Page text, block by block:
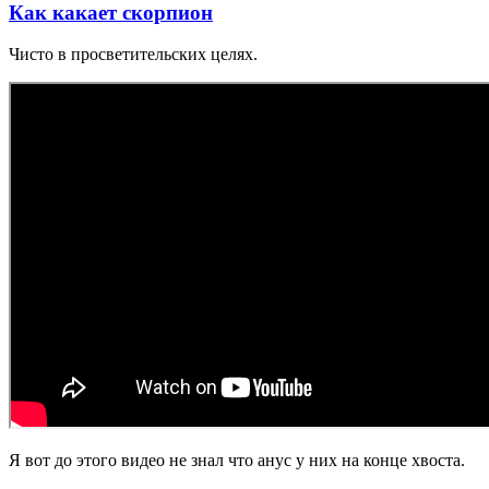
Как какает скорпион
Чисто в просветительских целях.
Я вот до этого видео не знал что анус у них на конце хвоста.